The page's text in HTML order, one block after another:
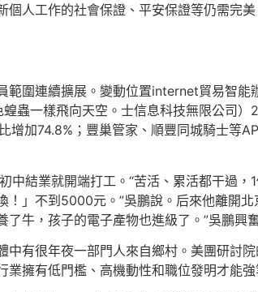
個人工作的社會保證、平安保證等仍需完
範圍連續擴展。變動位置internet貿易智
蝗蟲一樣飛向天空。士信息科技無限公司
增加74.8%；豐巢管家、順豐同城騎士等
中結業就開端打工。“苦活、累活都干過
」不到5000元。”吳鵬說。后來他離開
了牛，孩子的電子產物也進級了。”吳鵬興
中有很年夜一部門人來自鄉村。美團研討
業擁有低門檻、高機動性和職位發明才能